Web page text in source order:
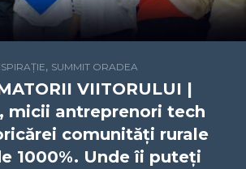
, SUMMIT ORADEA
VIITORULUI |
micii antreprenori tech
comunități rurale
1000%. Unde îi puteți